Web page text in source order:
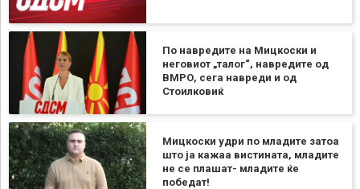
По навредите на Мицкоски и
неговиот „талог“, навредите од
ВМРО, сега навреди и од
Стоилковиќ
Мицкоски удри по младите затоа
што ја кажаа вистината, младите
не се плашат- младите ќе
победат!